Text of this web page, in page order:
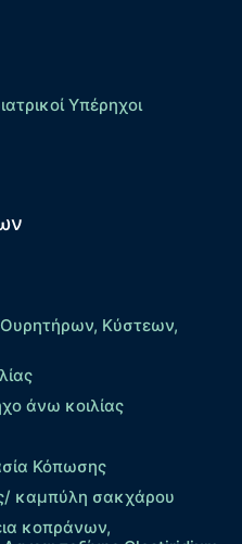
Υπέρηχοι
Κύστεων,
άνω κοιλίας
Κόπωσης
καμπύλη σακχάρου
κοπράνων,